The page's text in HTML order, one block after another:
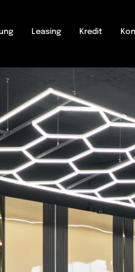
Leasing Kredit